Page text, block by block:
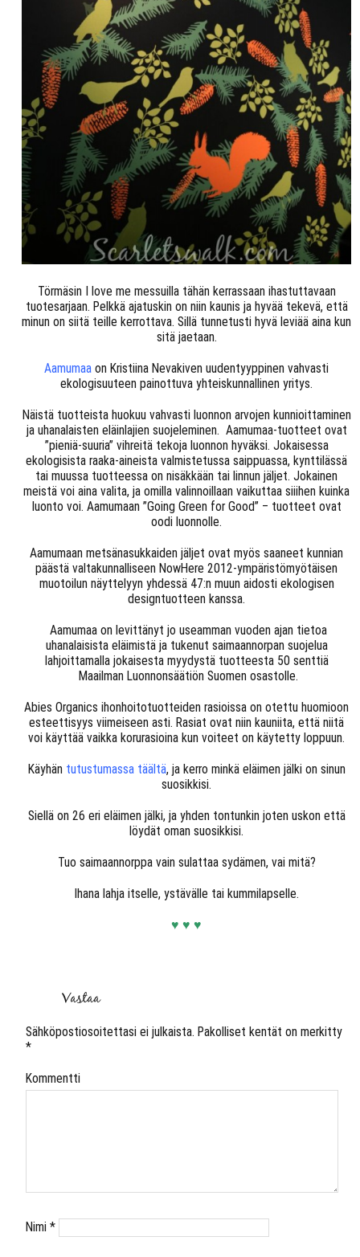
Törmäsin I love me messuilla tähän kerrassaan ihastuttavaan
tuotesarjaan. Pelkkä ajatuskin on niin kaunis ja hyvää tekevä, että
minun on siitä teille kerrottava. Sillä tunnetusti hyvä leviää aina kun
sitä jaetaan.
Aamumaa on Kristiina Nevakiven uudentyyppinen vahvasti
ekologisuuteen painottuva yhteiskunnallinen yritys.
Näistä tuotteista huokuu vahvasti luonnon arvojen kunnioittaminen
ja uhanalaisten eläinlajien suojeleminen. Aamumaa-tuotteet ovat
”pieniä-suuria” vihreitä tekoja luonnon hyväksi. Jokaisessa
ekologisista raaka-aineista valmistetussa saippuassa, kynttilässä
tai muussa tuotteessa on nisäkkään tai linnun jäljet. Jokainen
meistä voi aina valita, ja omilla valinnoillaan vaikuttaa siiihen kuinka
luonto voi. Aamumaan ”Going Green for Good” – tuotteet ovat
oodi luonnolle.
Aamumaan metsänasukkaiden jäljet ovat myös saaneet kunnian
päästä valtakunnalliseen NowHere 2012-ympäristömyötäisen
muotoilun näyttelyyn yhdessä 47:n muun aidosti ekologisen
designtuotteen kanssa.
Aamumaa on levittänyt jo useamman vuoden ajan tietoa
uhanalaisista eläimistä ja tukenut saimaannorpan suojelua
lahjoittamalla jokaisesta myydystä tuotteesta 50 senttiä
Maailman Luonnonsäätiön Suomen osastolle.
Abies Organics ihonhoitotuotteiden rasioissa on otettu huomioon
esteettisyys viimeiseen asti. Rasiat ovat niin kauniita, että niitä
voi käyttää vaikka korurasioina kun voiteet on käytetty loppuun.
Käyhän tutustumassa täältä, ja kerro minkä eläimen jälki on sinun
suosikkisi.
Siellä on 26 eri eläimen jälki, ja yhden tontunkin joten uskon että
löydät oman suosikkisi.
Tuo saimaannorppa vain sulattaa sydämen, vai mitä?
Ihana lahja itselle, ystävälle tai kummilapselle.
♥ ♥ ♥
Vastaa
Sähköpostiosoitettasi ei julkaista. Pakolliset kentät on merkitty
*
Kommentti
Nimi *